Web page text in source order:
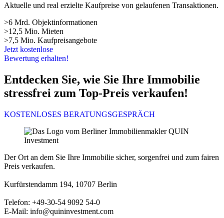
Aktuelle und real erzielte Kaufpreise von gelaufenen Transaktionen.
>6 Mrd. Objektinformationen
>12,5 Mio. Mieten
>7,5 Mio. Kaufpreisangebote
Jetzt kostenlose
Bewertung erhalten!
Entdecken Sie, wie Sie Ihre Immobilie
stressfrei zum Top-Preis verkaufen!
KOSTENLOSES BERATUNGSGESPRÄCH
Der Ort an dem Sie Ihre Immobilie sicher, sorgenfrei und zum fairen
Preis verkaufen.
Kurfürstendamm 194, 10707 Berlin
Telefon: +49-30-54 9092 54-0
E-Mail: info@quininvestment.com